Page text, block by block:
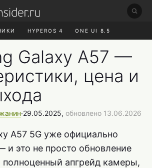
HYPEROS 4 ONE UI 8.5
Galaxy A57 —
цена и
∙29.05.2025, обновлено 13.06.2026
A57 5G уже официально
и это не просто обновление
полноценный апгрейд камеры,